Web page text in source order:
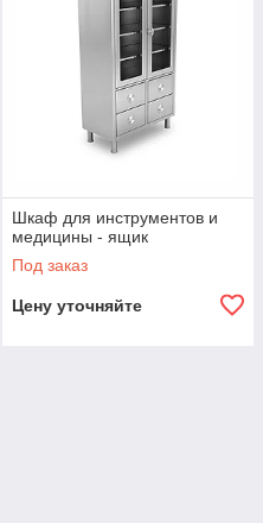
Шкаф для инструментов и
медицины - ящик
Под заказ
Цену уточняйте